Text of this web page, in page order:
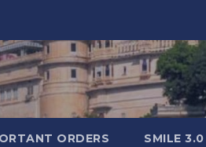
ORDERS SMILE 3.0